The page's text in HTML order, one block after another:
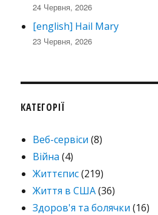
24 Червня, 2026
[english] Hail Mary
23 Червня, 2026
КАТЕГОРІЇ
Веб-сервіси (8)
Війна (4)
Життєпис(219)
Життя в США(36)
Здоров'я та болячки (16)